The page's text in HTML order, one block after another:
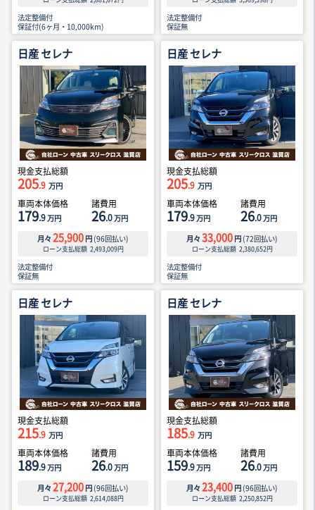
法定整備付
保証付(6ヶ月・10,000km)
法定整備付
保証無
日産 セレナ
現金支払総額
205.9 万円
車両本体価格
179.9万円
諸費用
26.0万円
月々 25,900 円 (96回払い)
ローン支払総額 2,493,009円
法定整備付
保証無
日産 セレナ
現金支払総額
205.9 万円
車両本体価格
179.9万円
諸費用
26.0万円
月々 33,000 円 (72回払い)
ローン支払総額 2,380,652円
法定整備付
保証無
日産 セレナ
現金支払総額
215.9 万円
車両本体価格
189.9万円
諸費用
26.0万円
月々 27,200 円 (96回払い)
ローン支払総額 2,614,088円
日産 セレナ
現金支払総額
185.9 万円
車両本体価格
159.9万円
諸費用
26.0万円
月々 23,400 円 (96回払い)
ローン支払総額 2,250,852円